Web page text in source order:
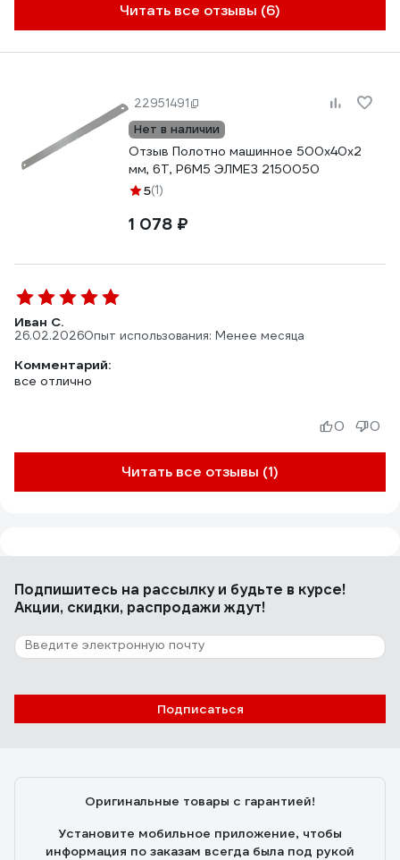
Читать все отзывы (6)
22951491
Нет в наличии
Отзыв Полотно машинное 500x40x2
мм, 6T, Р6М5 ЭЛМЕЗ 2150050
5(1)
1 078 ₽
Иван С.
26.02.2026Опыт использования: Менее месяца
Комментарий:
все отлично
Читать все отзывы (1)
0 0
Подпишитесь на рассылкуи будьте в курсе!
Акции, скидки, распродажи ждут!
Подписаться
Оригинальные товары с гарантией!
Установите мобильное приложение, чтобы
информация по заказам всегда была под рукой